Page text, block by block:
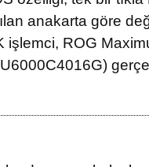
anakarta göre
işlemci, ROG